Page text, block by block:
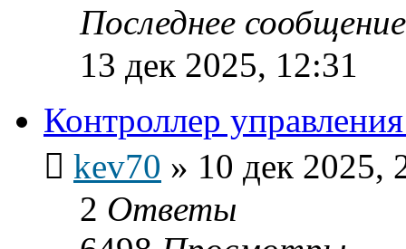
Последнее
13 дек 2025, 12:31
Контроллер
kev70 » 10 дек 2025,
2 Ответы